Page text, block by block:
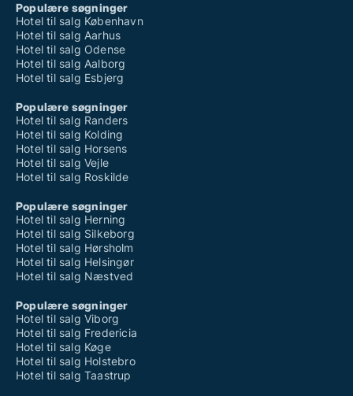
Populære søgninger
Hotel til salg København
Hotel til salg Aarhus
Hotel til salg Odense
Hotel til salg Aalborg
Hotel til salg Esbjerg
Populære søgninger
Hotel til salg Randers
Hotel til salg Kolding
Hotel til salg Horsens
Hotel til salg Vejle
Hotel til salg Roskilde
Populære søgninger
Hotel til salg Herning
Hotel til salg Silkeborg
Hotel til salg Hørsholm
Hotel til salg Helsingør
Hotel til salg Næstved
Populære søgninger
Hotel til salg Viborg
Hotel til salg Fredericia
Hotel til salg Køge
Hotel til salg Holstebro
Hotel til salg Taastrup